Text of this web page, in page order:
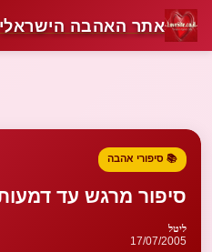
אתר האהבה הישראלי
📚 סיפורי אהבה
סיפור מרגש עד
ליטל
17/07/2005